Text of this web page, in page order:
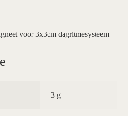
voor 3x3cm dagritmesysteem
3 g